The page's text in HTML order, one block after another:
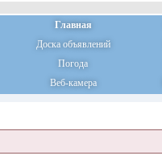
Главная
Доска объявлений
Погода
Веб-камера